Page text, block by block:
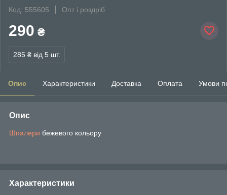
Код: 555605
Опт і роздріб
290 ₴
285 ₴ від 5 шт.
Опис Характеристики Доставка Оплата Умови
Опис
Шпалери бежевого кольору
Характеристики